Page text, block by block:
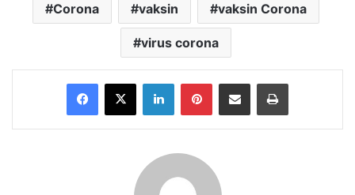
Corona vaksin vaksin Corona
virus corona
Facebook
X LinkedInPinterestShare via Email Print